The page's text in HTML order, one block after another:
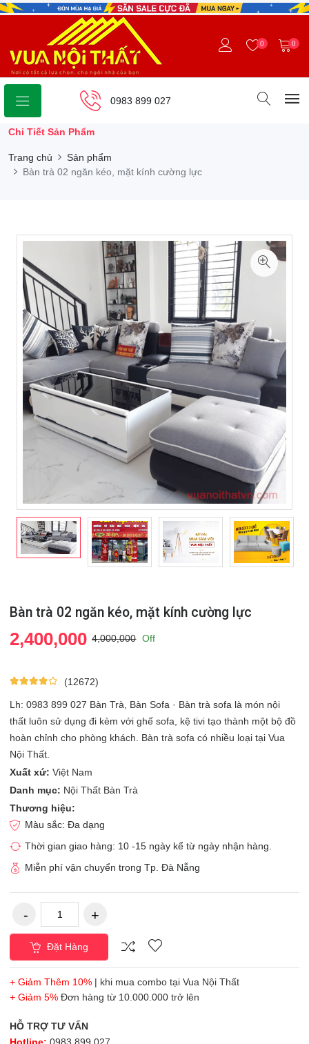
0 0
0983 899 027
Chi Tiết Sản Phẩm
Trang chủ
Sản phẩm
Bàn trà 02 ngăn kéo, mặt kính cường lực
Bàn trà 02 ngăn kéo, mặt kính cường lực
2,400,000 4,000,000 Off
(12672)
Lh: 0983 899 027 Bàn Trà, Bàn Sofa · Bàn trà sofa là món nội
thất luôn sử dụng đi kèm với ghế sofa, kệ tivi tạo thành một bộ đồ
hoàn chỉnh cho phòng khách. Bàn trà sofa có nhiều loại tại Vua
Nội Thất.
Xuất xứ: Việt Nam
Danh mục: Nội Thất Bàn Trà
Thương hiệu:
Màu sắc: Đa dạng
Thời gian giao hàng: 10 -15 ngày kể từ ngày nhận hàng.
Miễn phí vận chuyển trong Tp. Đà Nẵng
Đặt Hàng
+ Giảm Thêm 10% | khi mua combo tại Vua Nội Thất
+ Giảm 5% Đơn hàng từ 10.000.000 trở lên
HỖ TRỢ TƯ VẤN